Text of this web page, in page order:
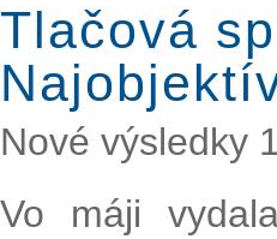
Tlačová
Nové výsledky
Vo máji